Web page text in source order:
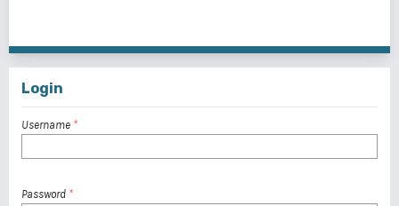
Login
Username *
Password *